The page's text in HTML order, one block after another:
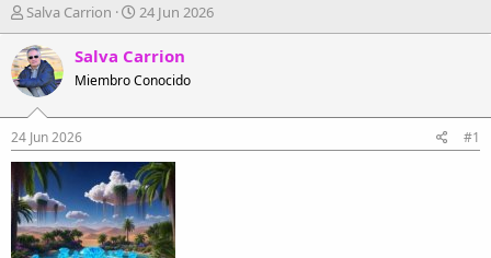
A
u
t
o
r
d
e
h
i
l
o
Salva Carrion
F
e
c
a
i
n
i
c
i
o
24 Jun 2026
Salva Carrion
Miembro Conocido
24 Jun 2026 #1